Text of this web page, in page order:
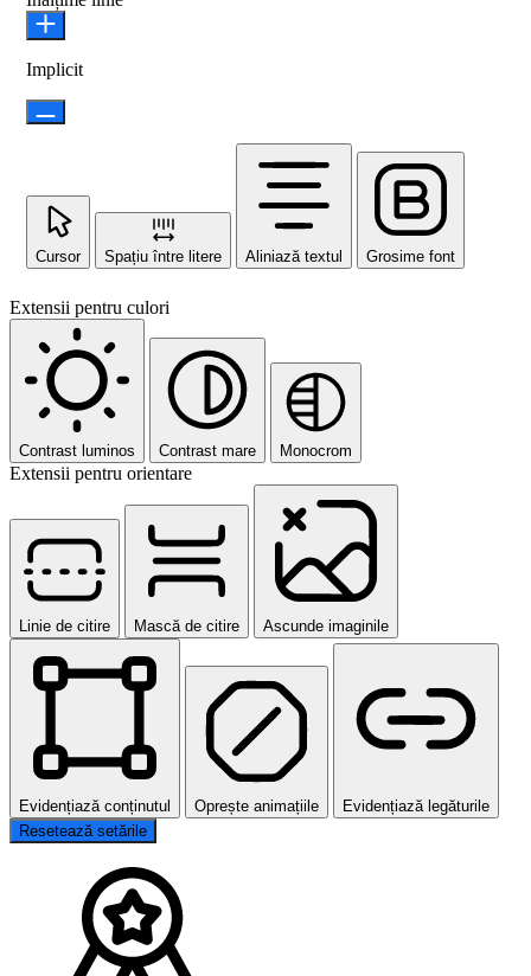
Implicit
Cursor Spațiu între litere Aliniază textul Grosime font
Extensii pentru culori
Contrast luminos Contrast mare Monocrom
Extensii pentru orientare
Linie de citire Mască de citire Ascunde imaginile
Evidențiază conținutul Oprește animațiile
Evidențiază legăturile
Resetează setările